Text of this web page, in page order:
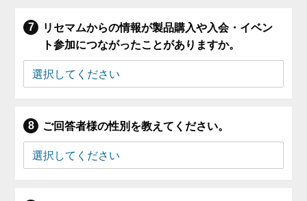
リセマムからの情報が製品購入や入会・イベン
ト参加につながったことがありますか。
ご回答者様の性別を教えてください。